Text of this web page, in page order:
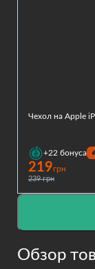
Чехол на Apple
+22 бонуса
219грн
239 грн
Обзор